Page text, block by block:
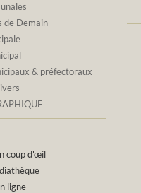
de Demain
& préfectoraux
coup d'œil
ligne